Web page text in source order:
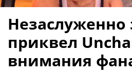
приквел
внимания